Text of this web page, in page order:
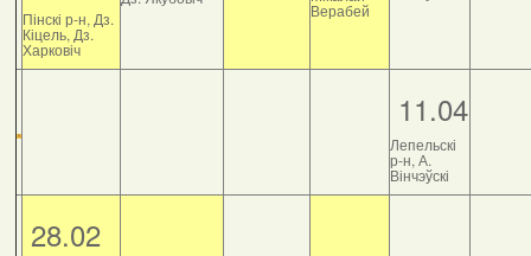
Пінскі р-н, Дз.
Кіцель, Дз.
Харковіч
Верабей
11.04
Лепельскі
р-н, А.
Вінчэўскі
28.02